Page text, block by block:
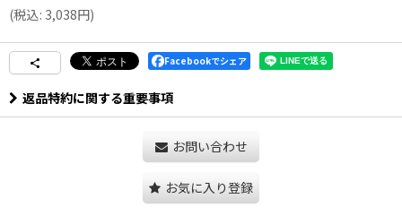
(税込: 3,038円)
Facebookでシェア
返品特約に関する重要事項
お問い合わせ
お気に入り登録